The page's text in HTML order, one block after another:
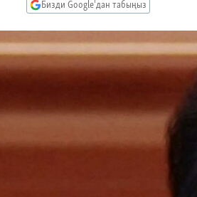
Бизди Google'дан табыңыз